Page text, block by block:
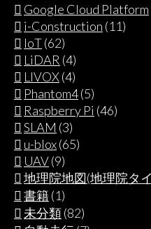
Google Cloud Platform
i-Construction (11)
IoT(62)
LiDAR (4)
LIVOX(4)
Phantom4(5)
Raspberry Pi (46)
SLAM (3)
u-blox(65)
UAV(9)
地理院地図(地理院タ
書籍(1)
未分類(82)